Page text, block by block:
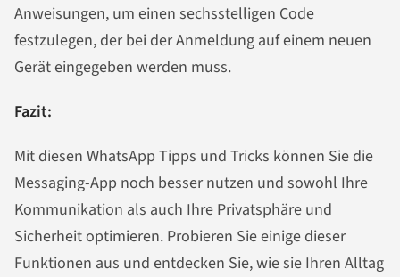
Anweisungen, um einen sechsstelligen Code
festzulegen, der bei der Anmeldung auf einem neuen
Gerät eingegeben werden muss.
Fazit:
Mit diesen WhatsApp Tipps und Tricks können Sie die
Messaging-App noch besser nutzen und sowohl Ihre
Kommunikation als auch Ihre Privatsphäre und
Sicherheit optimieren. Probieren Sie einige dieser
Funktionen aus und entdecken Sie, wie sie Ihren Alltag